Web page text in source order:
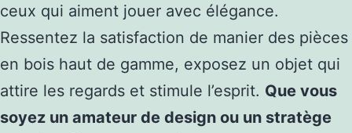
ceux qui aiment jouer avec élégance.
Ressentez la satisfaction de manier des pièces
en bois haut de gamme, exposez un objet qui
attire les regards et stimule l’esprit. Que vous
soyez un amateur de design ou un stratège